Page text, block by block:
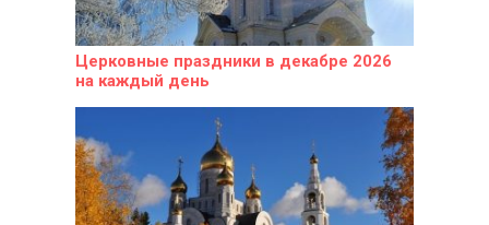
Церковные праздники в декабре 2026
на каждый день